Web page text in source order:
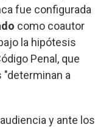
fue configurada
como coautor
la hipótesis
Penal, que
a
y ante los